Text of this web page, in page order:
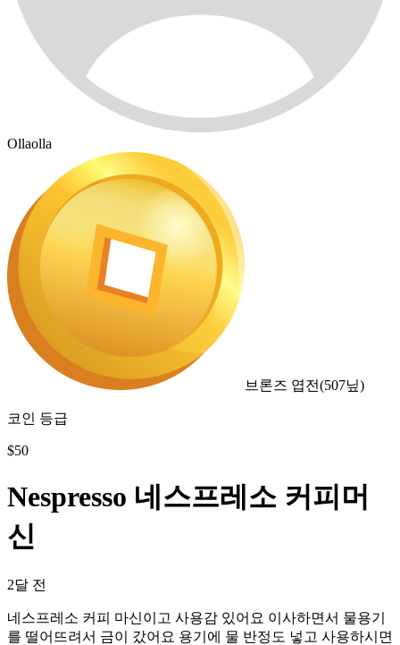
Ollaolla
브론즈 엽전(507닢)
코인 등급
$50
Nespresso 네스프레소 커피머
신
2달 전
네스프레소 커피 마신이고 사용감 있어요 이사하면서 물용기
를 떨어뜨려서 금이 갔어요 용기에 물 반정도 넣고 사용하시면